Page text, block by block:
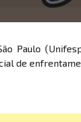
Paulo
de